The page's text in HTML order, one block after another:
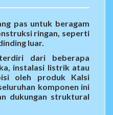
pas untuk beragam
ringan, seperti
luar.
dari beberapa
instalasi listrik atau
oleh produk Kalsi
komponen ini
dukungan struktural